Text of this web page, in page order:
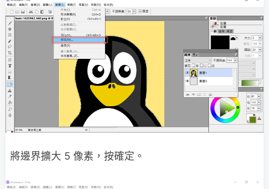
將邊界擴大 5 像素，按確定。